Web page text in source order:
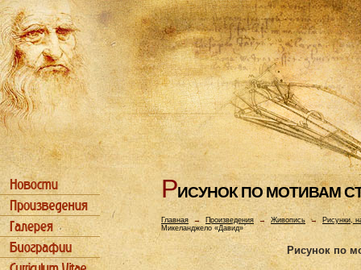
РИСУHОК ПО МОТИВАМ
Главная→ Произведения → Живопись → Рисунки,
Микеланджело «Давид»
Рисунок по